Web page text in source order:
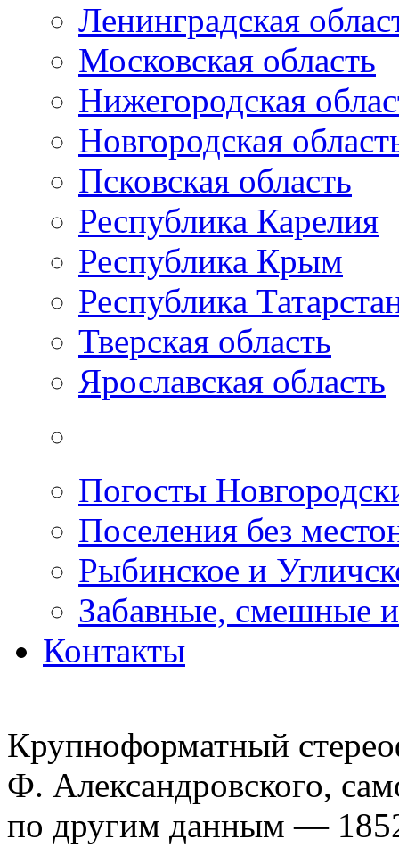
Ленинградская
Московская область
Нижегородская
Новгородская
Псковская область
Республика Карелия
Республика Крым
Республика
Тверская область
Ярославская область
Погосты
Поселения без
Рыбинское и
Забавные, смешные
Контакты
Крупноформатный
Ф. Александровского,
по другим данным —